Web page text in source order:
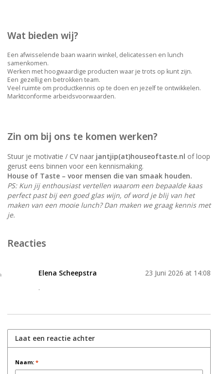
Wat bieden wij?
Een afwisselende baan waarin winkel, delicatessen en lunch
samenkomen.
Werken met hoogwaardige producten waar je trots op kunt zijn.
Een gezellig en betrokken team.
Veel ruimte om productkennis op te doen en jezelf te ontwikkelen.
Marktconforme arbeidsvoorwaarden.
Zin om bij ons te komen werken?
Stuur je motivatie / CV naar jantjip(at)houseoftaste.nl of loop
gerust eens binnen voor een kennismaking.
House of Taste – voor mensen die van smaak houden.
PS: Kun jij enthousiast vertellen waarom een bepaalde kaas
perfect past bij een goed glas wijn, of word je blij van het
maken van een mooie lunch? Dan maken we graag kennis met
je.
Reacties
Elena Scheepstra
23 Juni 2026 at 14:08
.
Laat een reactie achter
Naam: *